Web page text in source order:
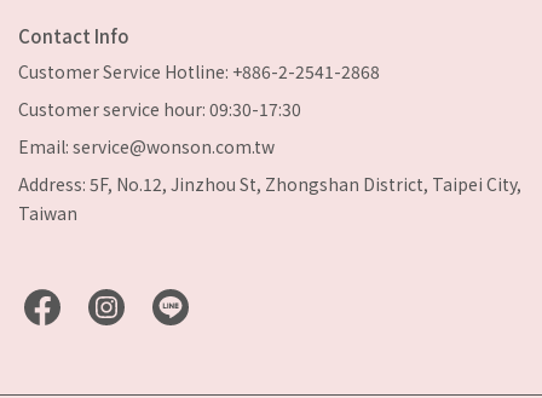
Contact Info
Customer Service Hotline: +886-2-2541-2868
Customer service hour: 09:30-17:30
Email: service@wonson.com.tw
Address: 5F, No.12, Jinzhou St, Zhongshan District, Taipei City,
Taiwan